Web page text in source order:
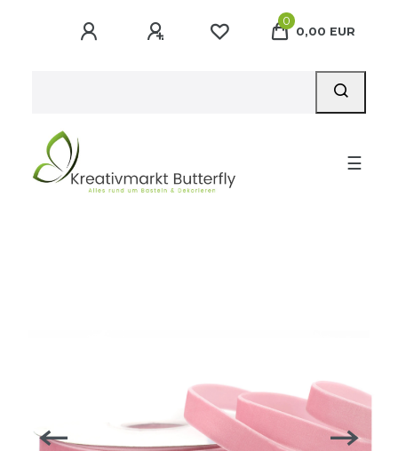
0
0,00 EUR
☰